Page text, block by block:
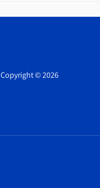
Copyright © 2026 ישיבת הכותל